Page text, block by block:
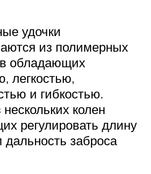
удочки
из полимерных
обладающих
легкостью,
и гибкостью.
колен
регулировать длину
заброса